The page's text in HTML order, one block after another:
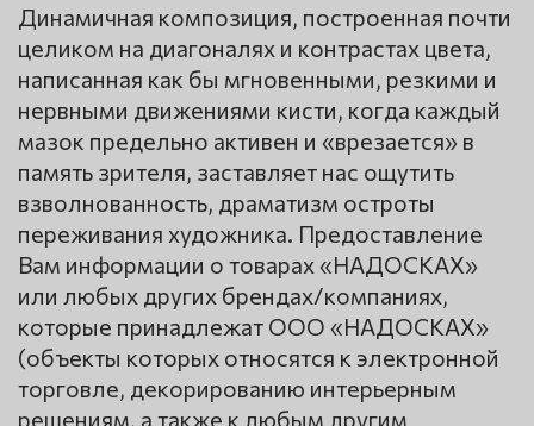
Динамичная композиция, построенная почти
целиком на диагоналях и контрастах цвета,
написанная как бы мгновенными, резкими и
нервными движениями кисти, когда каждый
мазок предельно активен и «врезается» в
память зрителя, заставляет нас ощутить
взволнованность, драматизм остроты
переживания художника. Предоставление
Вам информации о товарах «НАДОСКАХ»
или любых других брендах/компаниях,
которые принадлежат ООО «НАДОСКАХ»
(объекты которых относятся к электронной
торговле, декорированию интерьерным
решениям, а также к любым другим